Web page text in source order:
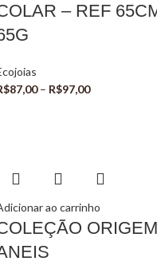
– REF
87,00 – R$97,00
ao carrinho